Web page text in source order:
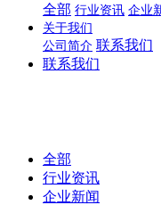
全部 行业资讯 企业
关于我们
公司简介 联系我们
联系我们
全部
行业资讯
企业新闻